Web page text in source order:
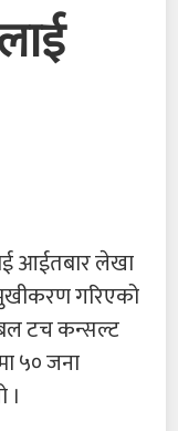
आईतबार लेखा
गरिएको
टच कन्सल्ट
५० जना
।